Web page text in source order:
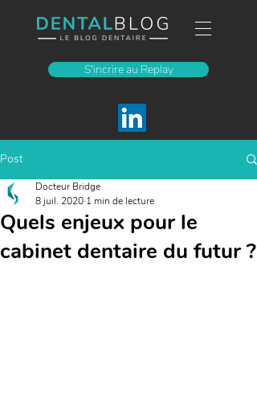
S'incrire au Replay
Post
Quels enjeux pour le
cabinet dentaire du futur ?
Docteur Bridge
8 juil. 2020 1 min de lecture